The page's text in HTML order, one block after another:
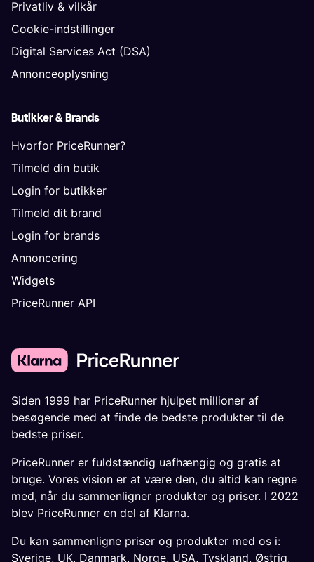
Privatliv & vilkår
Cookie-indstillinger
Digital Services Act (DSA)
Annonceoplysning
Butikker & Brands
Hvorfor PriceRunner?
Tilmeld din butik
Login for butikker
Tilmeld dit brand
Login for brands
Annoncering
Widgets
PriceRunner API
Siden 1999 har PriceRunner hjulpet millioner af
besøgende med at finde de bedste produkter til de
bedste priser.
PriceRunner er fuldstændig uafhængig og gratis at
bruge. Vores vision er at være den, du altid kan regne
med, når du sammenligner produkter og priser. I 2022
blev PriceRunner en del af Klarna.
Du kan sammenligne priser og produkter med os i:
Sverige, UK, Danmark, Norge, USA, Tyskland, Østrig,